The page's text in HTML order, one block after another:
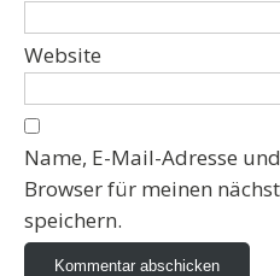
Website
Name, E-Mail-Adresse
Browser für meinen
speichern.